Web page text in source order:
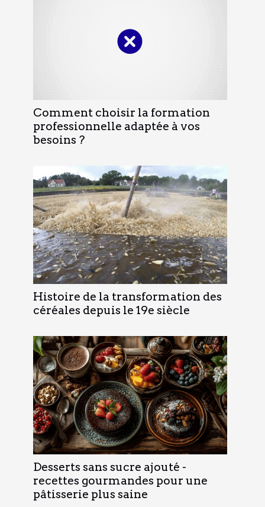
Comment choisir la formation
professionnelle adaptée à vos
besoins ?
Histoire de la transformation des
céréales depuis le 19e siècle
Desserts sans sucre ajouté -
recettes gourmandes pour une
pâtisserie plus saine